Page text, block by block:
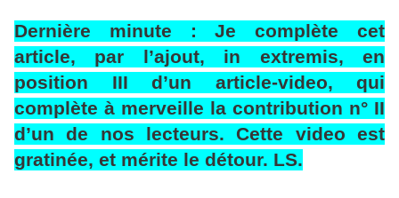
Dernière minute : Je complète cet
article, par l’ajout, in extremis, en
position III d’un article-video, qui
complète à merveille la contribution n° II
d’un de nos lecteurs. Cette video est
gratinée, et mérite le détour. LS.